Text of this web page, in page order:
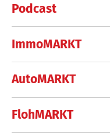
Podcast
ImmoMARKT
AutoMARKT
FlohMARKT